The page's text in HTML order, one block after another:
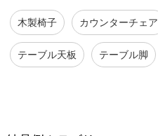
木製椅子 カウンターチェア
テーブル天板 テーブル脚